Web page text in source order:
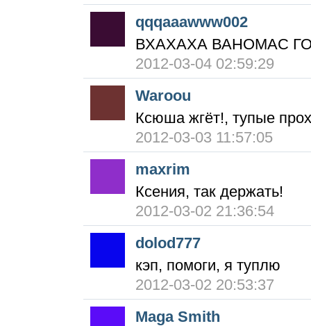
qqqaaawww002
ВХАХАХА ВАНОМАС
2012-03-04 02:59:29
Waroou
Ксюша жгёт!, тупые
2012-03-03 11:57:05
maxrim
Ксения, так держать!
2012-03-02 21:36:54
dolod777
кэп, помоги, я туплю
2012-03-02 20:53:37
Maga Smith